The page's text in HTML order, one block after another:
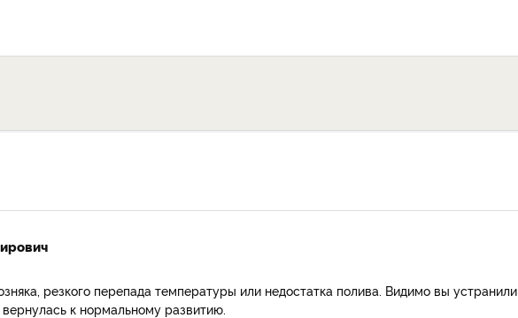
резкого перепада температуры или недостатка полива. Видимо вы устранили
к нормальному развитию.